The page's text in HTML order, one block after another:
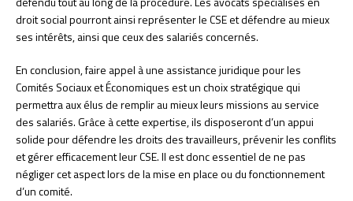
droit social pourront ainsi représenter le CSE et défendre au mieux
ses intérêts, ainsi que ceux des salariés concernés.
En conclusion, faire appel à une assistance juridique pour les
Comités Sociaux et Économiques est un choix stratégique qui
permettra aux élus de remplir au mieux leurs missions au service
des salariés. Grâce à cette expertise, ils disposeront d’un appui
solide pour défendre les droits des travailleurs, prévenir les conflits
et gérer efficacement leur CSE. Il est donc essentiel de ne pas
négliger cet aspect lors de la mise en place ou du fonctionnement
d’un comité.